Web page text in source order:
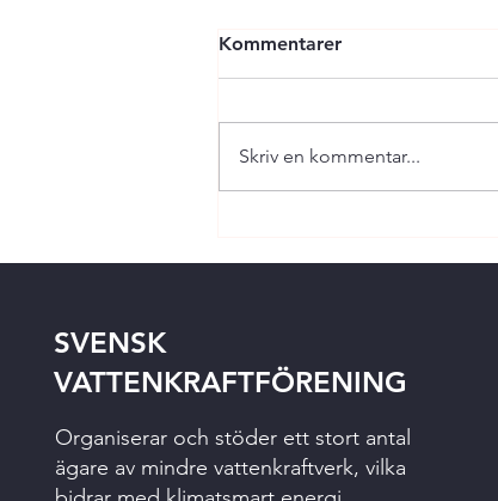
Kommentarer
Skriv en kommentar...
SVENSK
VATTENKRAFTFÖRENING
Organiserar och stöder ett stort antal
ägare av mindre vattenkraftverk, vilka